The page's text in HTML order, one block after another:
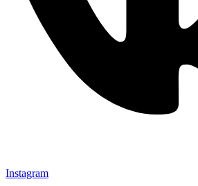
Instagram